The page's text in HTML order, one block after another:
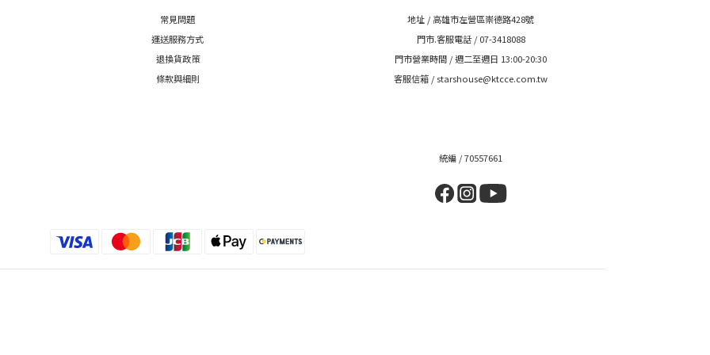
常見問題
運送服務方式
退換貨政策
條款與細則
地址 / 高雄市左營區崇德路428號
門市.客服電話 / 07-3418088
門市營業時間 / 週二至週日 13:00-20:30
客服信箱 / starshouse@ktcce.com.tw
統編 / 70557661